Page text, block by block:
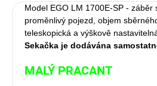
Model EGO LM 1700E-SP -
proměnlivý pojezd, objem
teleskopická a výškově
Sekačka je dodávána
MALÝ PRACANT